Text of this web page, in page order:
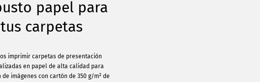
papel para
tus carpetas
imprimir carpetas de presentación
en papel de alta calidad para
de imágenes con cartón de 350 g/m² de